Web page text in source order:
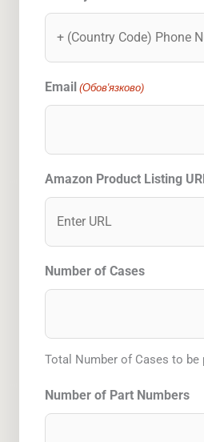
Email (Обов'язково)
Amazon Product Listing
Number of Cases
Total Number of Cases to be
Number of Part Numbers